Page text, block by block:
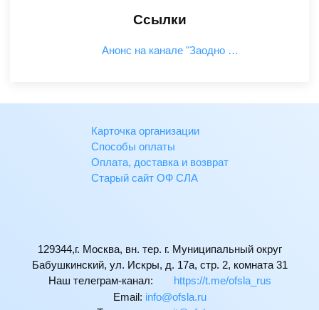
Ссылки
Анонс на канале "Заодно …
Карточка организации
Способы оплаты
Оплата, доставка и возврат
Старый сайт ОФ СЛА
129344,г. Москва, вн. тер. г. Муниципальный округ
Бабушкинский, ул. Искры, д. 17а, стр. 2, комната 31
Наш телеграм-канал:
https://t.me/ofsla_rus
Email: ur.alsfo@ofni